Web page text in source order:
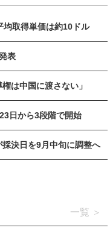
均取得単価は約10ドル
表
は中国に渡さない」
日から3段階で開始
決日を9月中旬に調整へ
一覧